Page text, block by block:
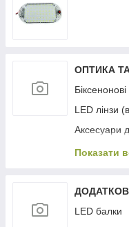
ОПТИКА
Біксенонові
LED лінзи
Аксесуари
Габаритні/
Показати
LED балки